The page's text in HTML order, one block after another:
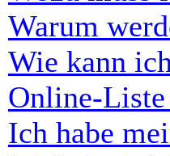
Warum
Wie kann
Online-
Ich habe